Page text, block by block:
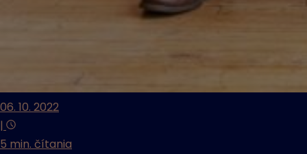
06. 10. 2022
|
5 min. čítania